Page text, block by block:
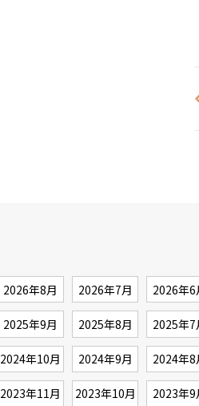
2026年8月 2026年7月 2026年6
2025年9月 2025年8月 2025年7
2024年10月 2024年9月 2024年8
2023年11月 2023年10月 2023年9